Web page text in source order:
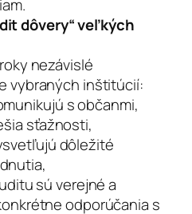
dôvery“ veľkých
nezávislé
vybraných inštitúcií:
s občanmi,
sťažnosti,
dôležité
sú verejné a
odporúčania s